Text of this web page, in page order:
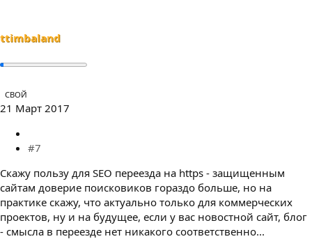
ttimbaland
СВОЙ
21 Март 2017
#7
Скажу пользу для SEO переезда на https - защищенным
сайтам доверие поисковиков гораздо больше, но на
практике скажу, что актуально только для коммерческих
проектов, ну и на будущее, если у вас новостной сайт, блог
- смысла в переезде нет никакого соответственно...